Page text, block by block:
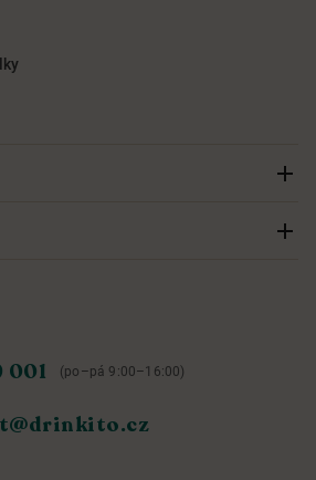
služby
001 (po–pá 9:00–16:00)